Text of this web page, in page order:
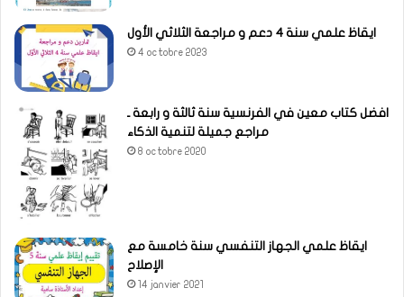
ايقاظ علمي سنة 4 دعم و مراجعة الثلاثي الأول
4 octobre 2023
افضل كتاب معين في الفرنسية سنة ثالثة و رابعة ـ
مراجع جميلة لتنمية الذكاء
8 octobre 2020
ايقاظ علمي الجهاز التنفسي سنة خامسة مع
الإصلاح
14 janvier 2021